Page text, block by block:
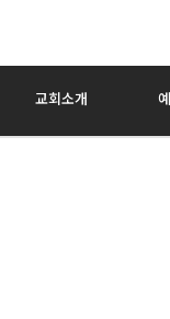
교회소개